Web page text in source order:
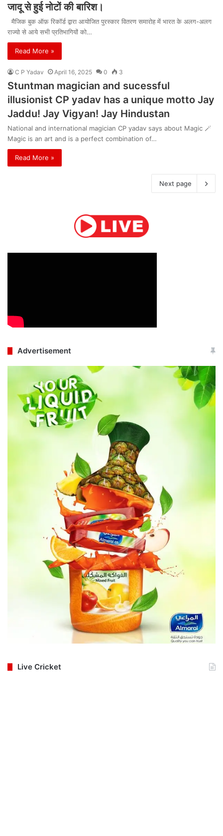
जादू से हुई नोटों की बारिश।
मैजिक बुक ऑफ़ रिकॉर्ड द्वारा आयोजित पुरस्कार वितरण समारोह में भारत के अलग-अलग
राज्यो से आये सभी प्रतिभागियों को…
Read More »
C P Yadav April 16, 2025 0 3
Stuntman magician and sucessful
illusionist CP yadav has a unique motto Jay
Jaddu! Jay Vigyan! Jay Hindustan
National and international magician CP yadav says about Magic 🪄
Magic is an art and is a perfect combination of…
Read More »
Next page
Advertisement
Live Cricket